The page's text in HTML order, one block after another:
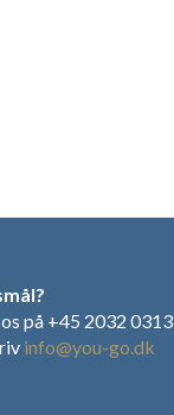
på +45 2032 0313
info@you-go.dk